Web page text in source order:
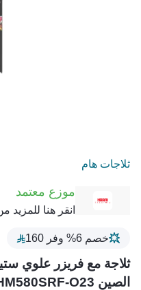
ثلاجات هام
موزع معتمد
انقر هنا للمزيد
خصم 6% وفر 160
الصين HM580SRF-O23